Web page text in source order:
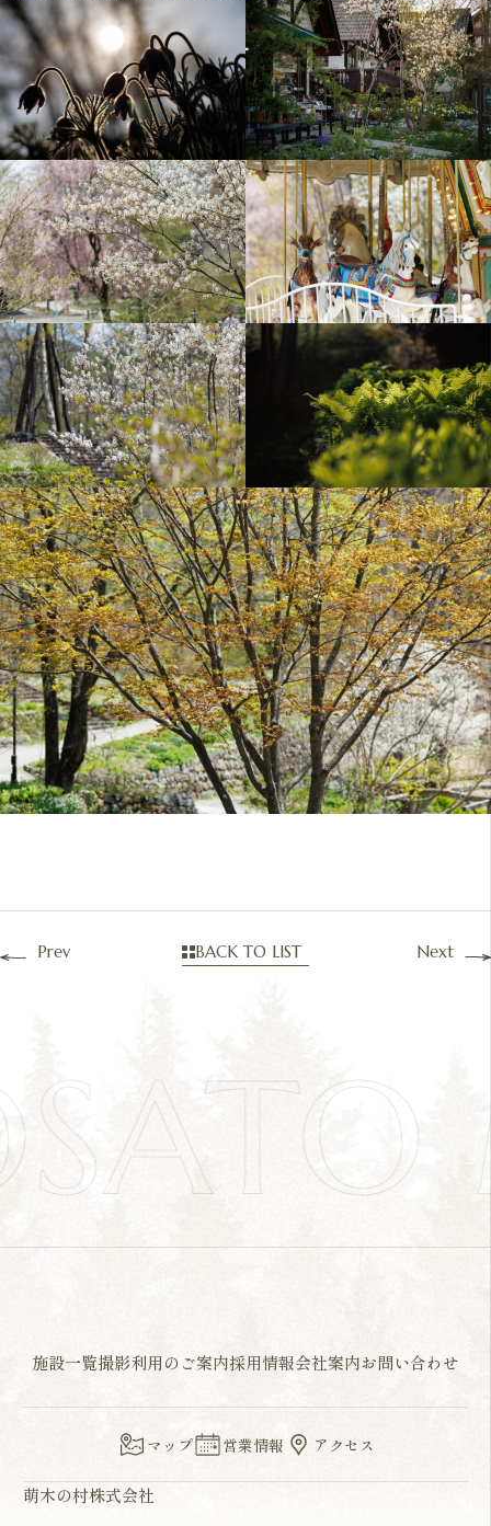
Prev Next
BACK TO LIST
施設一覧撮影利用のご案内採用情報会社案内お問い合わせ
マップ 営業情報 アクセス
萌木の村株式会社